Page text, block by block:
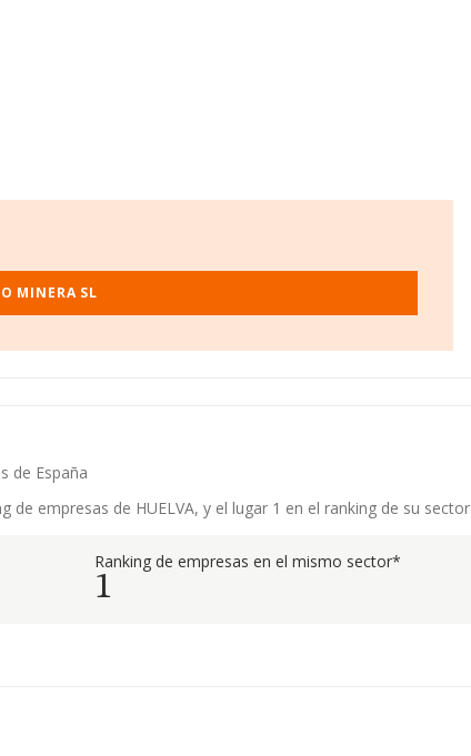
MINERA SL
de España
de empresas de HUELVA, y el lugar 1 en el ranking de su sector
Ranking de empresas en el mismo sector*
1